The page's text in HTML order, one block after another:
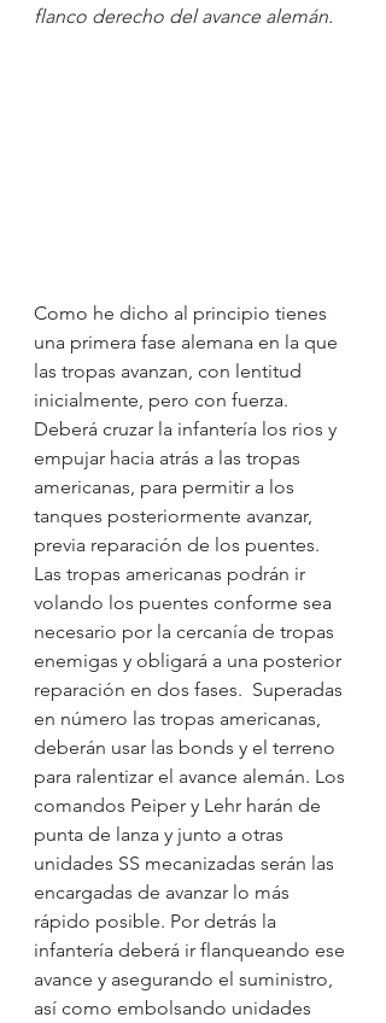
flanco derecho del avance alemán.
Como he dicho al principio tienes
una primera fase alemana en la que
las tropas avanzan, con lentitud
inicialmente, pero con fuerza.
Deberá cruzar la infantería los rios y
empujar hacia atrás a las tropas
americanas, para permitir a los
tanques posteriormente avanzar,
previa reparación de los puentes.
Las tropas americanas podrán ir
volando los puentes conforme sea
necesario por la cercanía de tropas
enemigas y obligará a una posterior
reparación en dos fases.  Superadas
en número las tropas americanas,
deberán usar las bonds y el terreno
para ralentizar el avance alemán. Los
comandos Peiper y Lehr harán de
punta de lanza y junto a otras
unidades SS mecanizadas serán las
encargadas de avanzar lo más
rápido posible. Por detrás la
infantería deberá ir flanqueando ese
avance y asegurando el suministro,
así como embolsando unidades